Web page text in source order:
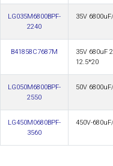
LG035M6800BPF-
2240
35V
B41858C7687M
35V 680uF
12.5*20
LG050M6800BPF-
2550
50V
LG450M0680BPF-
3560
450V-